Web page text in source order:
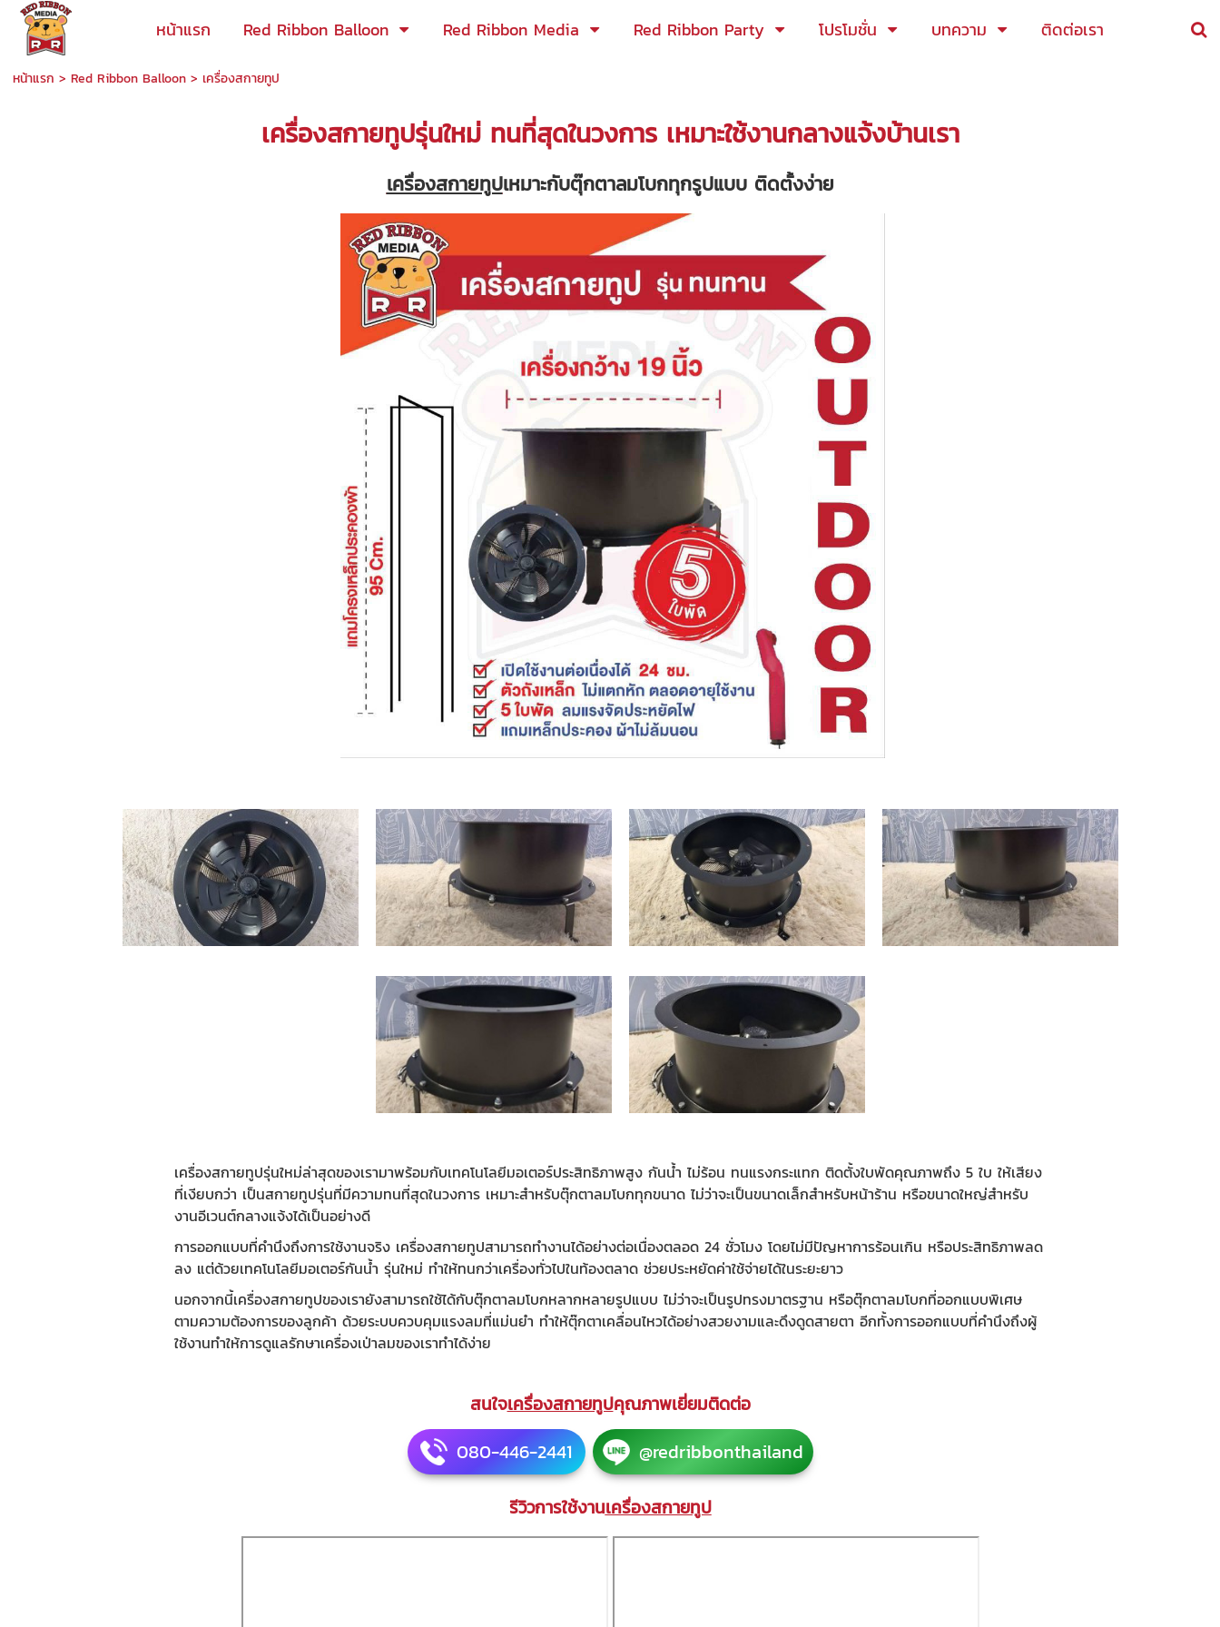
หน้าแรก Red Ribbon Balloon Red Ribbon Media Red Ribbon Party โปรโมชั่น บทความ ติดต่อเรา
หน้าแรก > Red Ribbon Balloon> เครื่องสกายทูป
เครื่องสกายทูปรุ่นใหม่ ทนที่สุดในวงการ เหมาะใช้งานกลางแจ้งบ้านเรา
เครื่องสกายทูปเหมาะกับตุ๊กตาลมโบกทุกรูปแบบ ติดตั้งง่าย
เครื่องสกายทูปรุ่นใหม่ล่าสุดของเรามาพร้อมกับเทคโนโลยีมอเตอร์ประสิทธิภาพสูง กันน้ำ ไม่ร้อน ทนแรงกระแทก ติดตั้งใบพัดคุณภาพถึง 5 ใบ ให้เสียง
ที่เงียบกว่า เป็นสกายทูปรุ่นที่มีความทนที่สุดในวงการ เหมาะสำหรับตุ๊กตาลมโบกทุกขนาด ไม่ว่าจะเป็นขนาดเล็กสำหรับหน้าร้าน หรือขนาดใหญ่สำหรับ
งานอีเวนต์กลางแจ้งได้เป็นอย่างดี
การออกแบบที่คำนึงถึงการใช้งานจริง เครื่องสกายทูปสามารถทำงานได้อย่างต่อเนื่องตลอด 24 ชั่วโมง โดยไม่มีปัญหาการร้อนเกิน หรือประสิทธิภาพลด
ลง แต่ด้วยเทคโนโลยีมอเตอร์กันน้ำ รุ่นใหม่ ทำให้ทนกว่าเครื่องทั่วไปในท้องตลาด ช่วยประหยัดค่าใช้จ่ายได้ในระยะยาว
นอกจากนี้เครื่องสกายทูปของเรายังสามารถใช้ได้กับตุ๊กตาลมโบกหลากหลายรูปแบบ ไม่ว่าจะเป็นรูปทรงมาตรฐาน หรือตุ๊กตาลมโบกที่ออกแบบพิเศษ
ตามความต้องการของลูกค้า ด้วยระบบควบคุมแรงลมที่แม่นยำ ทำให้ตุ๊กตาเคลื่อนไหวได้อย่างสวยงามและดึงดูดสายตา อีกทั้งการออกแบบที่คำนึงถึงผู้
ใช้งานทำให้การดูแลรักษาเครื่องเป่าลมของเราทำได้ง่าย
สนใจเครื่องสกายทูปคุณภาพเยี่ยมติดต่อ
080-446-2441 @redribbonthailand
รีวิวการใช้งานเครื่องสกายทูป